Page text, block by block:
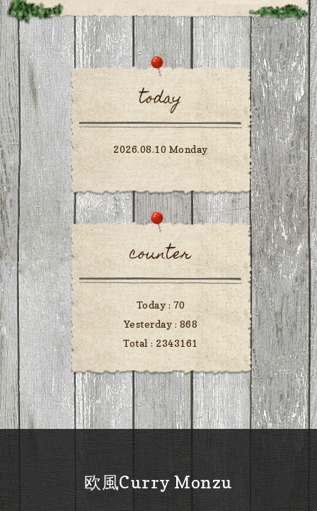
today
2026.08.10 Monday
counter
Today : 70
Yesterday : 868
Total : 2343161
欧風Curry Monzu